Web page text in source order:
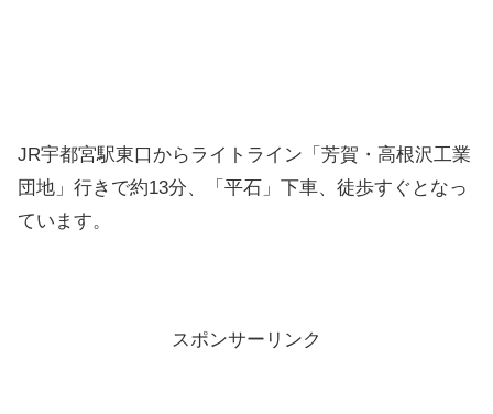
JR宇都宮駅東口からライトライン「芳賀・高根沢工業
団地」行きで約13分、「平石」下車、徒歩すぐとなっ
ています。
スポンサーリンク